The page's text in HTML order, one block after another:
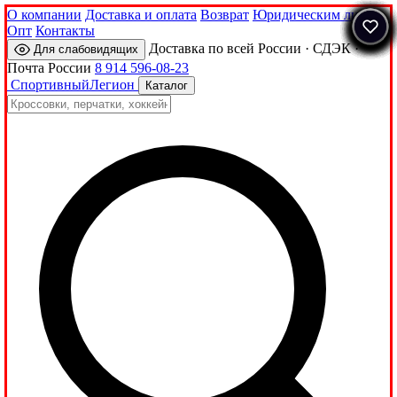
О компании Доставка и оплата Возврат Юридическим лицам
Опт Контакты
Для слабовидящих
Доставка по всей России · СДЭК ·
Почта России 8 914 596-08-23
СпортивныйЛегион Каталог